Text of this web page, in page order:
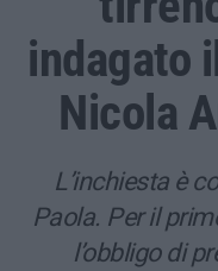
indagato
Nicola
L’inchiesta è
Paola. Per il
l’obbligo di